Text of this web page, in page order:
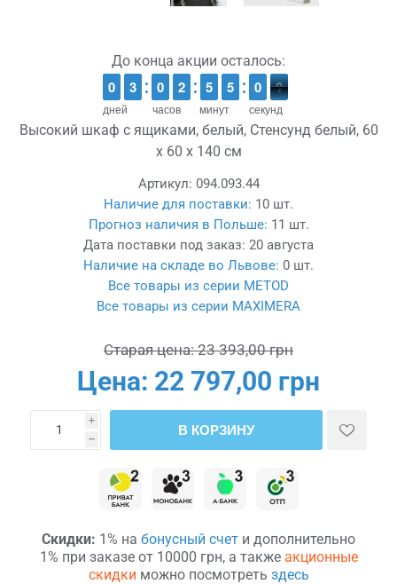
До конца акции осталось:
дней
9
9
0
0 2
2
3
3
часов
9
9
0
0 1
1
2
2
минут
4
4
5
5 5
5
4
секунд
0
0
5 0
0
9
Высокий шкаф с ящиками, белый, Стенсунд белый, 60
x 60 x 140 см
Артикул: 094.093.44
Наличие для поставки: 10 шт.
Прогноз наличия в Польше: 11 шт.
Дата поставки под заказ: 20 августа
Наличие на складе во Львове: 0 шт.
Все товары из серии METOD
Все товары из серии MAXIMERA
Старая цена: 23 393,00 грн
Цена: 22 797,00 грн
i
h
В КОРЗИНУ
Скидки: 1% на бонусный счет и дополнительно
1% при заказе от 10000 грн, а также акционные
скидки можно посмотреть здесь